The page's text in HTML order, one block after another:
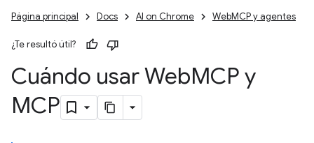
Página principal Docs AI on Chrome WebMCP y agentes
¿Te resultó útil?
Cuándo usar WebMCP y
MCP